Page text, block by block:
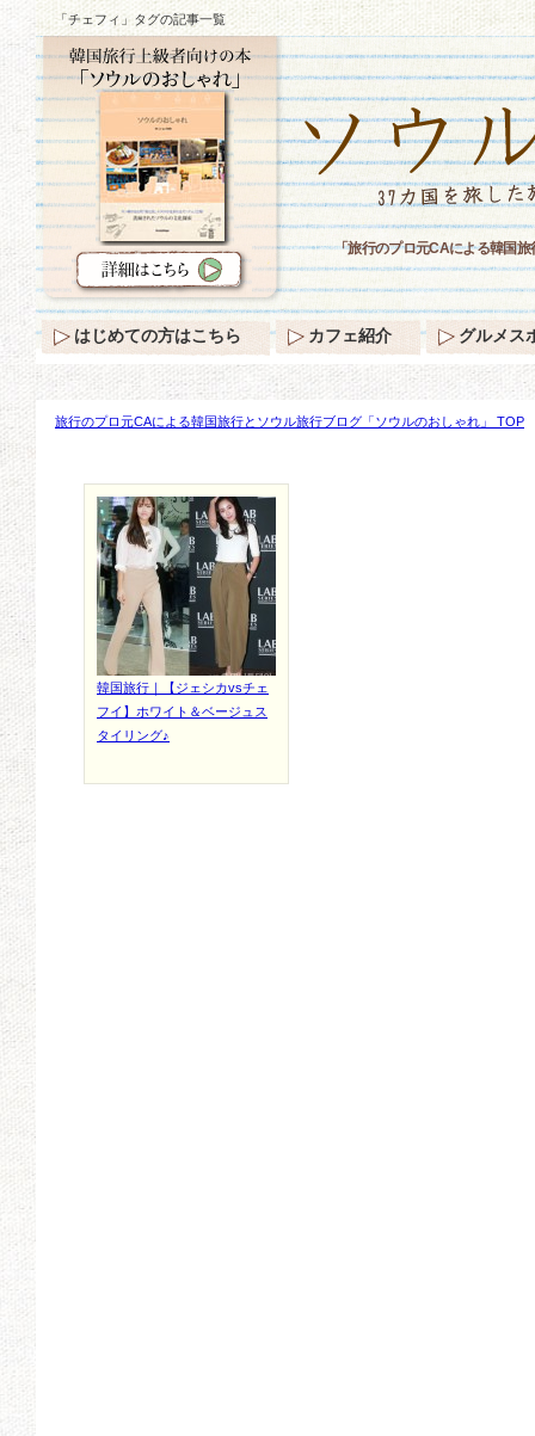
「チェフィ」タグの記事一覧
旅行のプロ元CAによる韓国旅行とソウル旅行ブログ「ソウルのおしゃれ」 TOP
韓国旅行｜【ジェシカvsチェ
フイ】ホワイト＆ベージュス
タイリング♪
「旅行のプロ元CAによる韓国
はじめての方はこちら カフェ紹介 グルメス